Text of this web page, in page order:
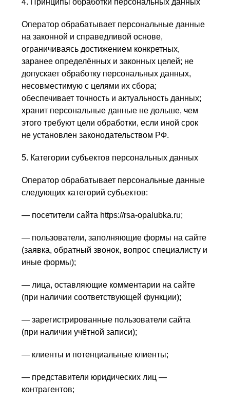
4. Принципы обработки персональных данных
Оператор обрабатывает персональные данные
на законной и справедливой основе,
ограничиваясь достижением конкретных,
заранее определённых и законных целей; не
допускает обработку персональных данных,
несовместимую с целями их сбора;
обеспечивает точность и актуальность данных;
хранит персональные данные не дольше, чем
этого требуют цели обработки, если иной срок
не установлен законодательством РФ.
5. Категории субъектов персональных данных
Оператор обрабатывает персональные данные
следующих категорий субъектов:
— посетители сайта https://rsa-opalubka.ru;
— пользователи, заполняющие формы на сайте
(заявка, обратный звонок, вопрос специалисту и
иные формы);
— лица, оставляющие комментарии на сайте
(при наличии соответствующей функции);
— зарегистрированные пользователи сайта
(при наличии учётной записи);
— клиенты и потенциальные клиенты;
— представители юридических лиц —
контрагентов;